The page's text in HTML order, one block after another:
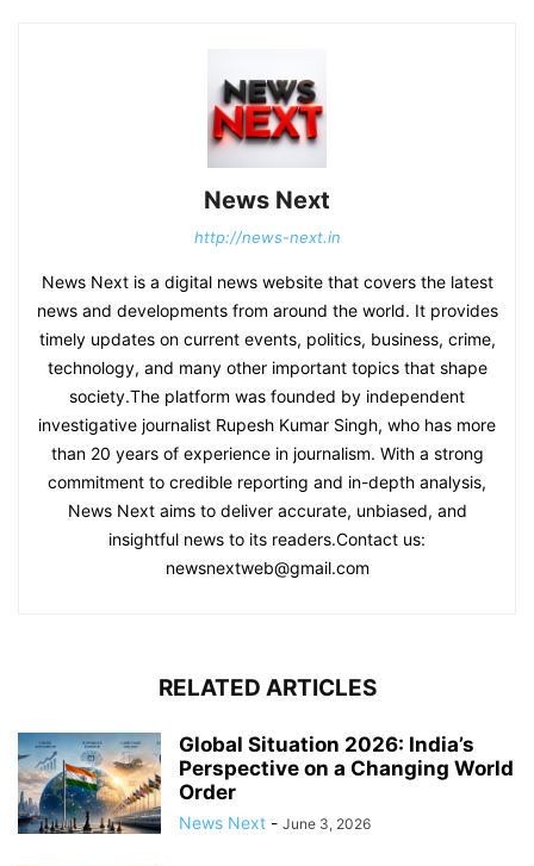
News Next
http://news-next.in
News Next is a digital news website that covers the latest
news and developments from around the world. It provides
timely updates on current events, politics, business, crime,
technology, and many other important topics that shape
society.The platform was founded by independent
investigative journalist Rupesh Kumar Singh, who has more
than 20 years of experience in journalism. With a strong
commitment to credible reporting and in-depth analysis,
News Next aims to deliver accurate, unbiased, and
insightful news to its readers.Contact us:
newsnextweb@gmail.com
RELATED ARTICLES
Global Situation 2026: India’s
Perspective on a Changing World
Order
News Next - June 3, 2026